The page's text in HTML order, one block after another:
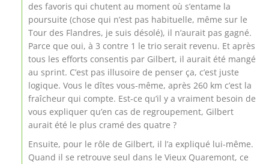
des favoris qui chutent au moment où s’entame la
poursuite (chose qui n’est pas habituelle, même sur le
Tour des Flandres, je suis désolé), il n’aurait pas gagné.
Parce que oui, à 3 contre 1 le trio serait revenu. Et après
tous les efforts consentis par Gilbert, il aurait été mangé
au sprint. C’est pas illusoire de penser ça, c’est juste
logique. Vous le dîtes vous-même, après 260 km c’est la
fraîcheur qui compte. Est-ce qu’il y a vraiment besoin de
vous expliquer qu’en cas de regroupement, Gilbert
aurait été le plus cramé des quatre ?
Ensuite, pour le rôle de Gilbert, il l’a expliqué lui-même.
Quand il se retrouve seul dans le Vieux Quaremont, ce